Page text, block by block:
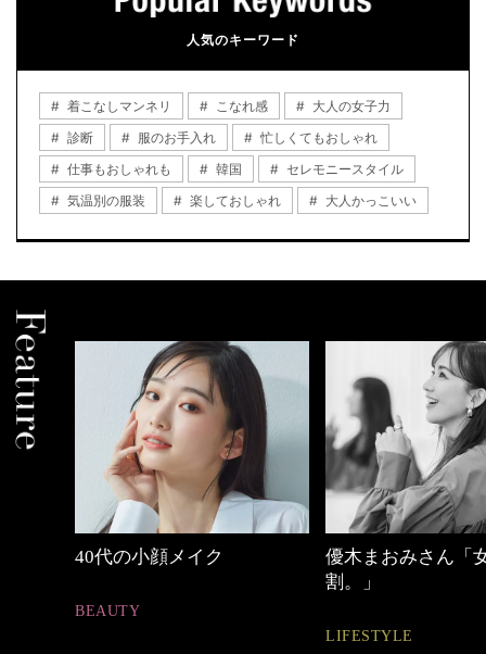
人気のキーワード
着こなしマンネリ こなれ感
大人の女子力
診断
服のお手入れ
忙しくてもおしゃれ
仕事もおしゃれも
韓国
セレモニースタイル
気温別の服装
楽しておしゃれ 大人かっこいい
優木まおみさん「女の時間
働く女性のバッグ